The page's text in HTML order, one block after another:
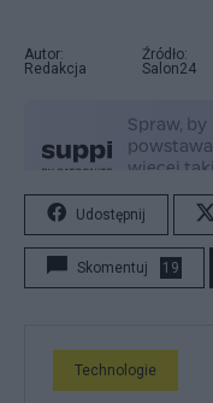
Autor:
Redakcja
Źródło:
Salon24
Udostępnij
Skomentuj 19
Technologie